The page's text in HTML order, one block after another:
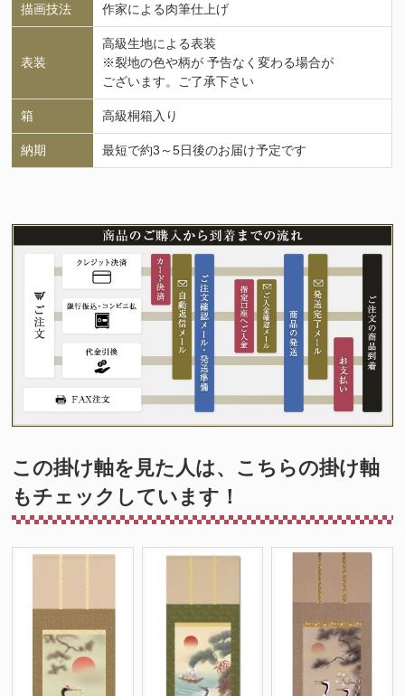
描画技法 作家による肉筆仕上げ
表装
高級生地による表装
※裂地の色や柄が 予告なく変わる場合が
ございます。ご了承下さい
箱 高級桐箱入り
納期 最短で約3～5日後のお届け予定です
この掛け軸を見た人は、こちらの掛け軸
もチェックしています！